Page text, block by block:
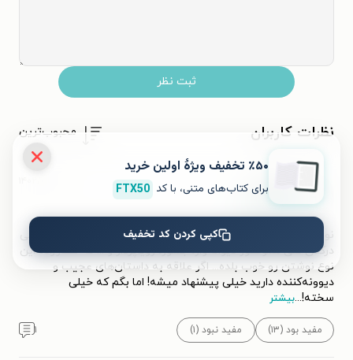
ثبت نظر
نظرات کاربران محبوب‌ترین
Z
نوشتن از یک دیوانه عجیب سخته پس باید طوری نوشت که بتونی
درکش کنی همونطور دیوانه‌وار، جسور، رویاپرداز و ... که عطارزاده این
نوع نوشتن رو خوب بلده... اگر علاقه به داستان‌های عجیب و
دیوونه‌کننده دارید خیلی پیشنهاد میشه! اما بگم که خیلی
سخته!...بیشتر
مفید بود (۱۳) مفید نبود (۱) ۱
٪۵۰ تخفیف ویژۀ اولین خرید
برای کتاب‌های متنی، با کد FTX50
کپی کردن کد تخفیف